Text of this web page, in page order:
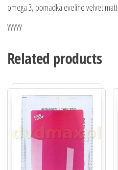
omega 3, pomadka eveline velvet matt
yyyyy
Related products